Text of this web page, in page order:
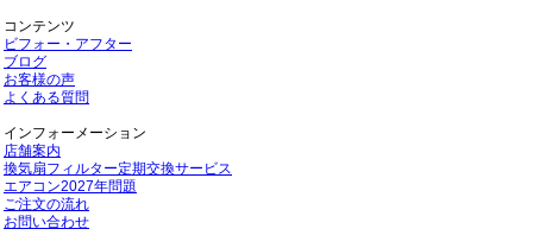
コンテンツ
ビフォー・アフター
ブログ
お客様の声
よくある質問
インフォーメーション
店舗案内
換気扇フィルター定期交換サービス
エアコン2027年問題
ご注文の流れ
お問い合わせ